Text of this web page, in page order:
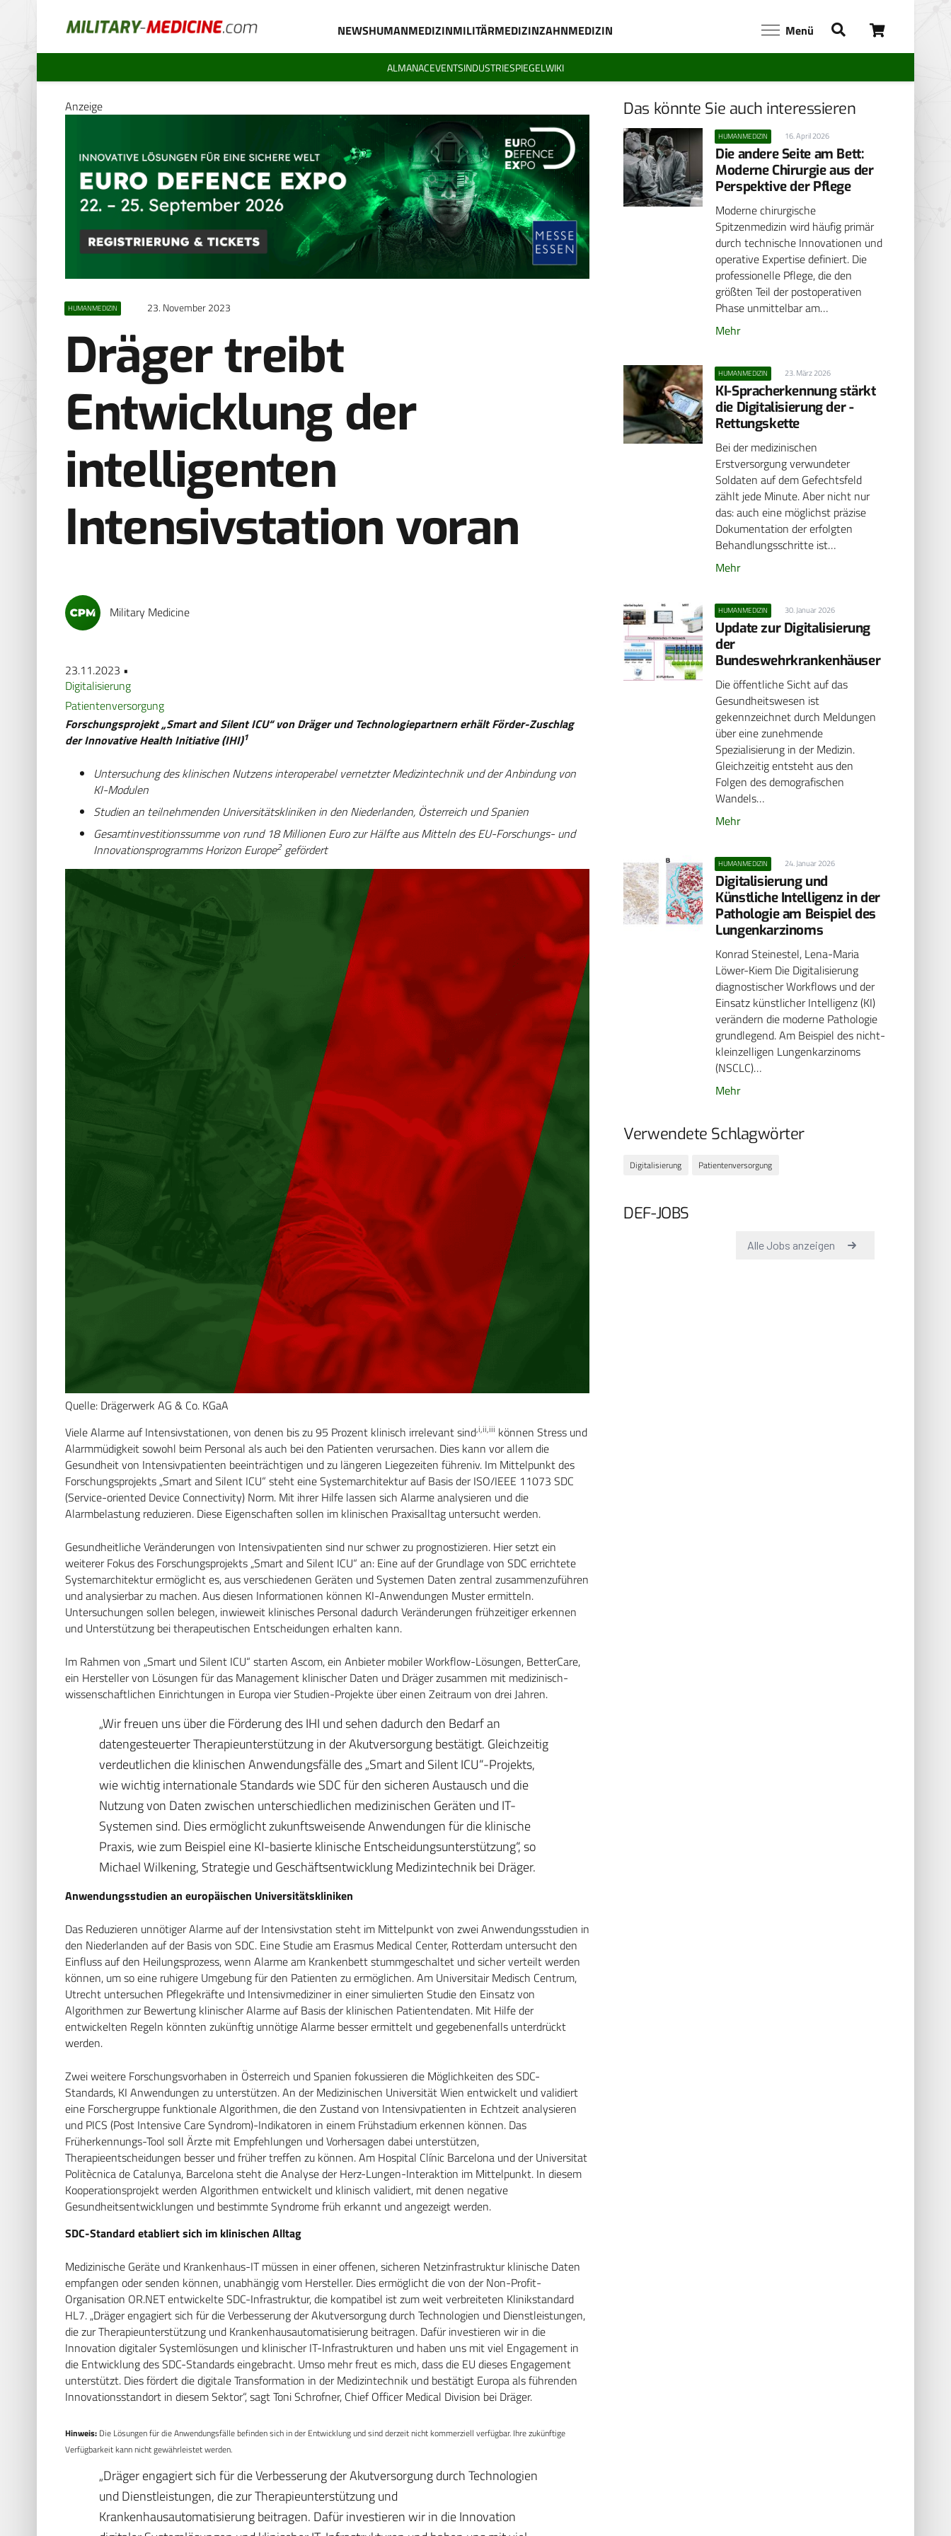
NEWSHUMANMEDIZINMILITÄRMEDIZINZAHNMEDIZIN Menü
ALMANACEVENTSINDUSTRIESPIEGELWIKI
Anzeige
HUMANMEDIZIN 23. November 2023
Dräger treibt
Entwicklung der
intelligenten
Intensivstation voran
Military Medicine
23.11.2023 •
Digitalisierung
Patientenversorgung
Forschungsprojekt „Smart and Silent ICU“ von Dräger und Technologiepartnern erhält Förder-Zuschlag
der Innovative Health Initiative (IHI)1
Untersuchung des klinischen Nutzens interoperabel vernetzter Medizintechnik und der Anbindung von
KI-Modulen
Studien an teilnehmenden Universitätskliniken in den Niederlanden, Österreich und Spanien
Gesamtinvestitionssumme von rund 18 Millionen Euro zur Hälfte aus Mitteln des EU-Forschungs- und
Innovationsprogramms Horizon Europe2gefördert
Quelle: Drägerwerk AG & Co. KGaA
Viele Alarme auf Intensivstationen, von denen bis zu 95 Prozent klinisch irrelevant sind,i,ii,iii können Stress und
Alarmmüdigkeit sowohl beim Personal als auch bei den Patienten verursachen. Dies kann vor allem die
Gesundheit von Intensivpatienten beeinträchtigen und zu längeren Liegezeiten führeniv. Im Mittelpunkt des
Forschungsprojekts „Smart and Silent ICU“ steht eine Systemarchitektur auf Basis der ISO/IEEE 11073 SDC
(Service-oriented Device Connectivity) Norm. Mit ihrer Hilfe lassen sich Alarme analysieren und die
Alarmbelastung reduzieren. Diese Eigenschaften sollen im klinischen Praxisalltag untersucht werden.
Gesundheitliche Veränderungen von Intensivpatienten sind nur schwer zu prognostizieren. Hier setzt ein
weiterer Fokus des Forschungsprojekts „Smart and Silent ICU“ an: Eine auf der Grundlage von SDC errichtete
Systemarchitektur ermöglicht es, aus verschiedenen Geräten und Systemen Daten zentral zusammenzuführen
und analysierbar zu machen. Aus diesen Informationen können KI-Anwendungen Muster ermitteln.
Untersuchungen sollen belegen, inwieweit klinisches Personal dadurch Veränderungen frühzeitiger erkennen
und Unterstützung bei therapeutischen Entscheidungen erhalten kann.
Im Rahmen von „Smart und Silent ICU“ starten Ascom, ein Anbieter mobiler Workflow-Lösungen, BetterCare,
ein Hersteller von Lösungen für das Management klinischer Daten und Dräger zusammen mit medizinisch-
wissenschaftlichen Einrichtungen in Europa vier Studien-Projekte über einen Zeitraum von drei Jahren.
„Wir freuen uns über die Förderung des IHI und sehen dadurch den Bedarf an
datengesteuerter Therapieunterstützung in der Akutversorgung bestätigt. Gleichzeitig
verdeutlichen die klinischen Anwendungsfälle des „Smart and Silent ICU“-Projekts,
wie wichtig internationale Standards wie SDC für den sicheren Austausch und die
Nutzung von Daten zwischen unterschiedlichen medizinischen Geräten und IT-
Systemen sind. Dies ermöglicht zukunftsweisende Anwendungen für die klinische
Praxis, wie zum Beispiel eine KI-basierte klinische Entscheidungsunterstützung“, so
Michael Wilkening, Strategie und Geschäftsentwicklung Medizintechnik bei Dräger.
Anwendungsstudien an europäischen Universitätskliniken
Das Reduzieren unnötiger Alarme auf der Intensivstation steht im Mittelpunkt von zwei Anwendungsstudien in
den Niederlanden auf der Basis von SDC. Eine Studie am Erasmus Medical Center, Rotterdam untersucht den
Einfluss auf den Heilungsprozess, wenn Alarme am Krankenbett stummgeschaltet und sicher verteilt werden
können, um so eine ruhigere Umgebung für den Patienten zu ermöglichen. Am Universitair Medisch Centrum,
Utrecht untersuchen Pflegekräfte und Intensivmediziner in einer simulierten Studie den Einsatz von
Algorithmen zur Bewertung klinischer Alarme auf Basis der klinischen Patientendaten. Mit Hilfe der
entwickelten Regeln könnten zukünftig unnötige Alarme besser ermittelt und gegebenenfalls unterdrückt
werden.
Zwei weitere Forschungsvorhaben in Österreich und Spanien fokussieren die Möglichkeiten des SDC-
Standards, KI Anwendungen zu unterstützen. An der Medizinischen Universität Wien entwickelt und validiert
eine Forschergruppe funktionale Algorithmen, die den Zustand von Intensivpatienten in Echtzeit analysieren
und PICS (Post Intensive Care Syndrom)-Indikatoren in einem Frühstadium erkennen können. Das
Früherkennungs-Tool soll Ärzte mit Empfehlungen und Vorhersagen dabei unterstützen,
Therapieentscheidungen besser und früher treffen zu können. Am Hospital Clínic Barcelona und der Universitat
Politècnica de Catalunya, Barcelona steht die Analyse der Herz-Lungen-Interaktion im Mittelpunkt. In diesem
Kooperationsprojekt werden Algorithmen entwickelt und klinisch validiert, mit denen negative
Gesundheitsentwicklungen und bestimmte Syndrome früh erkannt und angezeigt werden.
SDC-Standard etabliert sich im klinischen Alltag
Medizinische Geräte und Krankenhaus-IT müssen in einer offenen, sicheren Netzinfrastruktur klinische Daten
empfangen oder senden können, unabhängig vom Hersteller. Dies ermöglicht die von der Non-Profit-
Organisation OR.NET entwickelte SDC-Infrastruktur, die kompatibel ist zum weit verbreiteten Klinikstandard
HL7. „Dräger engagiert sich für die Verbesserung der Akutversorgung durch Technologien und Dienstleistungen,
die zur Therapieunterstützung und Krankenhausautomatisierung beitragen. Dafür investieren wir in die
Innovation digitaler Systemlösungen und klinischer IT-Infrastrukturen und haben uns mit viel Engagement in
die Entwicklung des SDC-Standards eingebracht. Umso mehr freut es mich, dass die EU dieses Engagement
unterstützt. Dies fördert die digitale Transformation in der Medizintechnik und bestätigt Europa als führenden
Innovationsstandort in diesem Sektor“, sagt Toni Schrofner, Chief Officer Medical Division bei Dräger.
Hinweis: Die Lösungen für die Anwendungsfälle befinden sich in der Entwicklung und sind derzeit nicht kommerziell verfügbar. Ihre zukünftige
Verfügbarkeit kann nicht gewährleistet werden.
„Dräger engagiert sich für die Verbesserung der Akutversorgung durch Technologien
und Dienstleistungen, die zur Therapieunterstützung und
Krankenhausautomatisierung beitragen. Dafür investieren wir in die Innovation
Das könnte Sie auch interessieren
HUMANMEDIZIN 16. April 2026
Die andere Seite am Bett:
Moderne Chirurgie aus der
Perspektive der Pflege
Moderne chirurgische
Spitzenmedizin wird häufig primär
durch technische Innovationen und
operative Expertise definiert. Die
professionelle Pflege, die den
größten Teil der postoperativen
Phase unmittelbar am…
Mehr
HUMANMEDIZIN 23. März 2026
KI-Spracherkennung stärkt
die Digitalisierung der ­
Rettungskette
Bei der medizinischen
Erstversorgung verwundeter
Soldaten auf dem Gefechtsfeld
zählt jede Minute. Aber nicht nur
das: auch eine möglichst präzise
Dokumentation der erfolgten
Behandlungsschritte ist…
Mehr
HUMANMEDIZIN 30. Januar 2026
Update zur Digitalisierung
der
Bundeswehrkrankenhäuser
Die öffentliche Sicht auf das
Gesundheitswesen ist
gekennzeichnet durch Meldungen
über eine zunehmende
Spezialisierung in der Medizin.
Gleichzeitig entsteht aus den
Folgen des demografischen
Wandels…
Mehr
HUMANMEDIZIN 24. Januar 2026
Digitalisierung und
Künstliche Intelligenz in der
Pathologie am Beispiel des
Lungenkarzinoms
Konrad Steinestel, Lena-Maria
Löwer-Kiem Die Digitalisierung
diagnostischer Workflows und der
Einsatz künstlicher Intelligenz (KI)
verändern die moderne Pathologie
grundlegend. Am Beispiel des nicht-
kleinzelligen Lungenkarzinoms
(NSCLC)…
Mehr
Verwendete Schlagwörter
Digitalisierung Patientenversorgung
DEF-JOBS